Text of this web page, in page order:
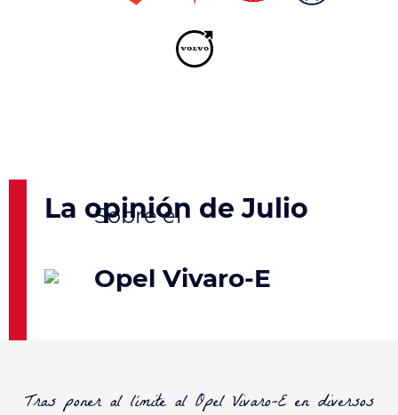
La opinión de Julio
Opel Vivaro-E
Tras poner al límite al Opel Vivaro-E en diversos